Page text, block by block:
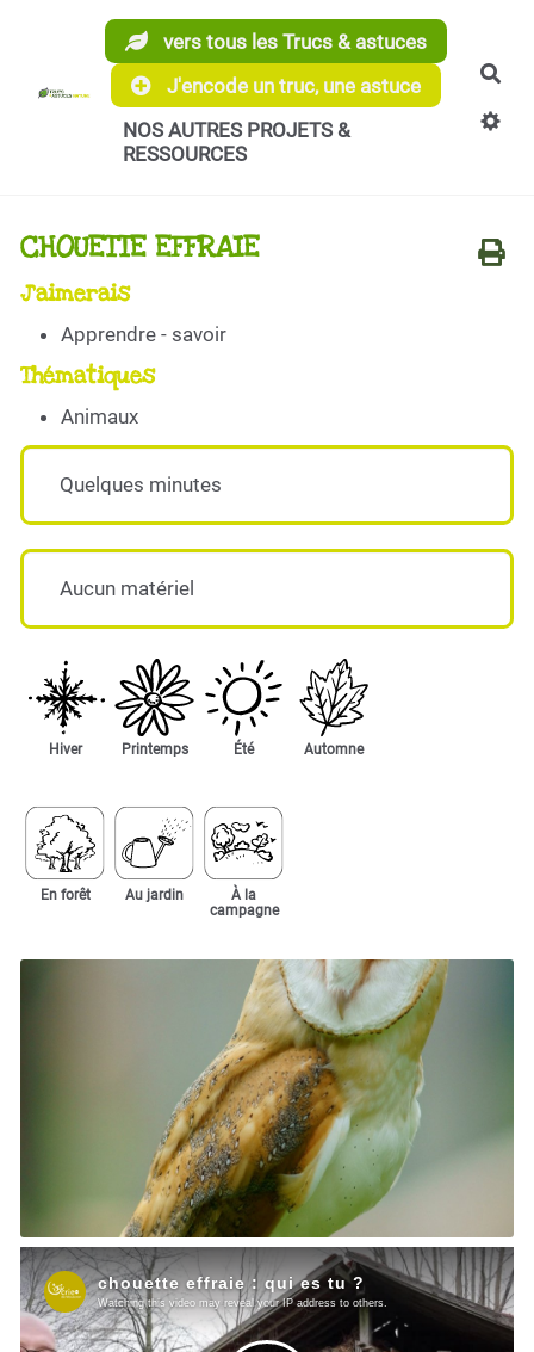
Aller au contenu principal
vers tous les Trucs & astuces
J'encode un truc, une astuce
NOS AUTRES PROJETS &
RESSOURCES
CHOUETTE EFFRAIE
J'aimerais
Apprendre - savoir
Thématiques
Animaux
Quelques minutes
Aucun matériel
Hiver Printemps Été Automne
En forêt Au jardin
À la
campagne